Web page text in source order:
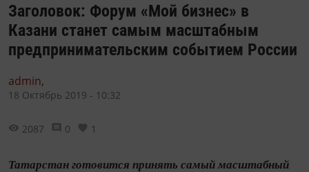
Заголовок: Форум «Мой бизнес» в
Казани станет самым масштабным
предпринимательским событием России
admin,
18 Октябрь 2019 - 10:32
2087 0 1
Татарстан готовится принять самый масштабный